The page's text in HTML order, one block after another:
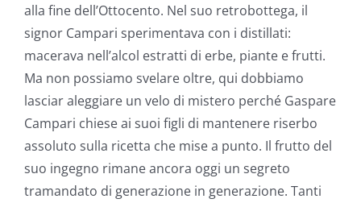
alla fine dell’Ottocento. Nel suo retrobottega, il
signor Campari sperimentava con i distillati:
macerava nell’alcol estratti di erbe, piante e frutti.
Ma non possiamo svelare oltre, qui dobbiamo
lasciar aleggiare un velo di mistero perché Gaspare
Campari chiese ai suoi figli di mantenere riserbo
assoluto sulla ricetta che mise a punto. Il frutto del
suo ingegno rimane ancora oggi un segreto
tramandato di generazione in generazione. Tanti